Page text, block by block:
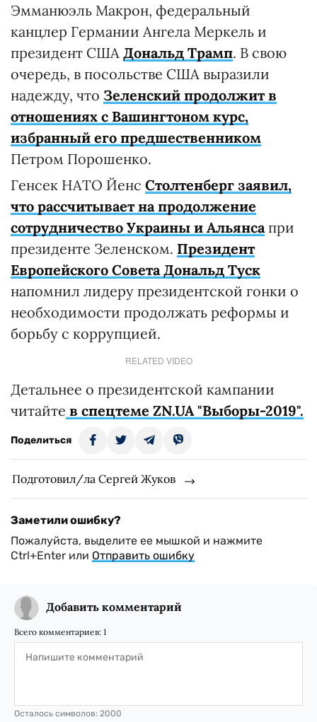
Эмманюэль Макрон, федеральный
канцлер Германии Ангела Меркель и
президент США Дональд Трамп. В свою
очередь, в посольстве США выразили
надежду, что Зеленский продолжит в
отношениях с Вашингтоном курс,
избранный его предшественником
Петром Порошенко.
Генсек НАТО Йенс Столтенберг заявил,
что рассчитывает на продолжение
сотрудничество Украины и Альянсапри
президенте Зеленском. Президент
Европейского Совета Дональд Туск
напомнил лидеру президентской гонки о
необходимости продолжать реформы и
борьбу с коррупцией.
RELATED VIDEO
Детальнее о президентской кампании
читайте в спецтеме ZN.UA "Выборы-2019".
Поделиться
Подготовил/ла Сергей Жуков
Заметили ошибку?
Пожалуйста, выделите ее мышкой и нажмите
Ctrl+Enter или Отправить ошибку
Добавить комментарий
Всего комментариев: 1
Осталось символов: 2000